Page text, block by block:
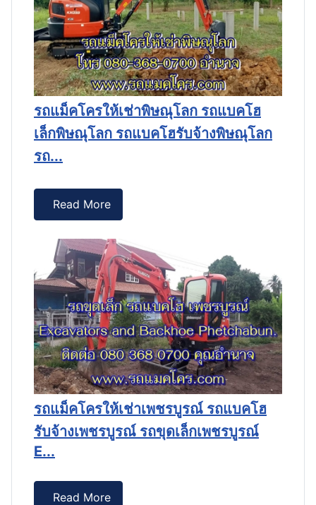
รถแม็คโครให้เช่าพิษณุโลก รถแบคโฮ
เล็กพิษณุโลก รถแบคโฮรับจ้างพิษณุโลก
รถ...
Read More
รถแม็คโครให้เช่าเพชรบูรณ์ รถแบคโฮ
รับจ้างเพชรบูรณ์ รถขุดเล็กเพชรบูรณ์
E...
Read More